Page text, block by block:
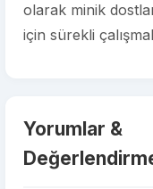
olarak minik
için sürekli
Yorumlar &